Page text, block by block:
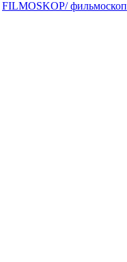
FILMOSKOP/ фильмоскоп